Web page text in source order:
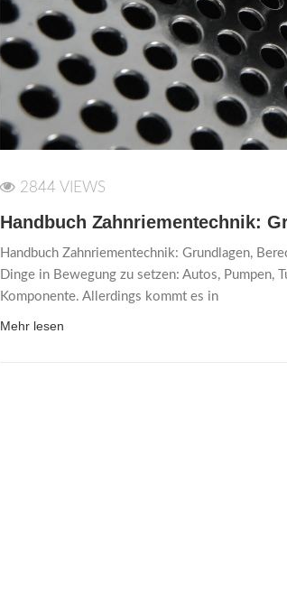
2844 VIEWS
Handbuch Zahnriementechnik:
Handbuch Zahnriementechnik: Grundlagen,
Dinge in Bewegung zu setzen: Autos, Pumpen,
Komponente. Allerdings kommt es in
Mehr lesen